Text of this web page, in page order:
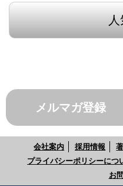
メルマガ登録
会社案内 採用情報
プライバシーポリシーにつ
お